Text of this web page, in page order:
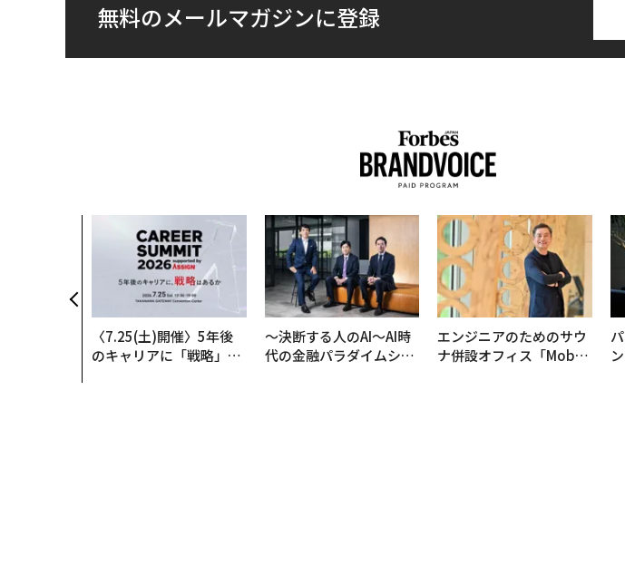
無料のメールマガジンに登録
〈7.25(土)開催〉5年後
のキャリアに「戦略」は
〜決断する人のAI〜AI時
代の金融パラダイムシフ
エンジニアのためのサウ
ナ併設オフィス「Mobiu